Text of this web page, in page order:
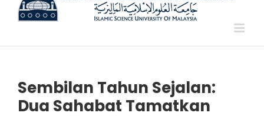
Sembilan Tahun Sejalan:
Dua Sahabat Tamatkan